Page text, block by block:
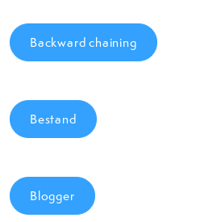
Backward chaining
Bestand
Blogger